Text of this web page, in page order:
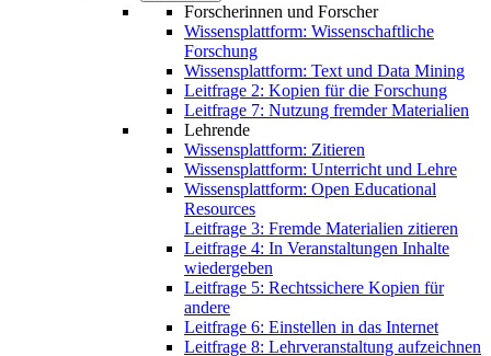
Forscherinnen und Forscher
Wissensplattform: Wissenschaftliche
Forschung
Wissensplattform: Text und Data Mining
Leitfrage 2: Kopien für die Forschung
Leitfrage 7: Nutzung fremder Materialien
Lehrende
Wissensplattform: Zitieren
Wissensplattform: Unterricht und Lehre
Wissensplattform: Open Educational
Resources
Leitfrage 3: Fremde Materialien zitieren
Leitfrage 4: In Veranstaltungen Inhalte
wiedergeben
Leitfrage 5: Rechtssichere Kopien für
andere
Leitfrage 6: Einstellen in das Internet
Leitfrage 8: Lehrveranstaltung aufzeichnen